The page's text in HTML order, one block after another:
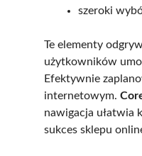
szeroki
Te elementy
użytkowników
Efektywnie
internetowym.
nawigacja ułatwia
sukces sklepu